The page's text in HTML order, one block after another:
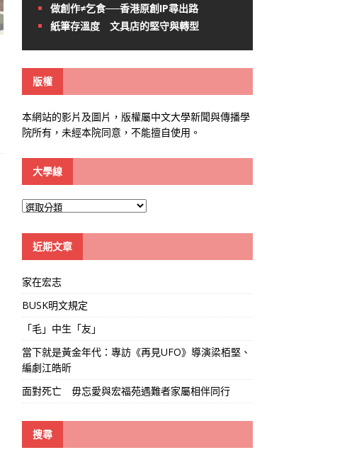
做創作≠乞食──香港原創IP尋出路
紙筆存溫度 文具店的堅守與轉型
版權
本網站的影片及圖片，版權屬中文大學新聞與傳播學
院所有，未經本院同意，不能擅自使用。
大學線
大
線
近期文章
家在宏志
BUSK明文規定
「毛」中生「友」
當下就是黃金年代：專訪《再見UFO》導演梁栢堅、
編劇江皓昕
面對死亡 毋忘愛與宏福苑遇難者家屬相伴同行
搜尋